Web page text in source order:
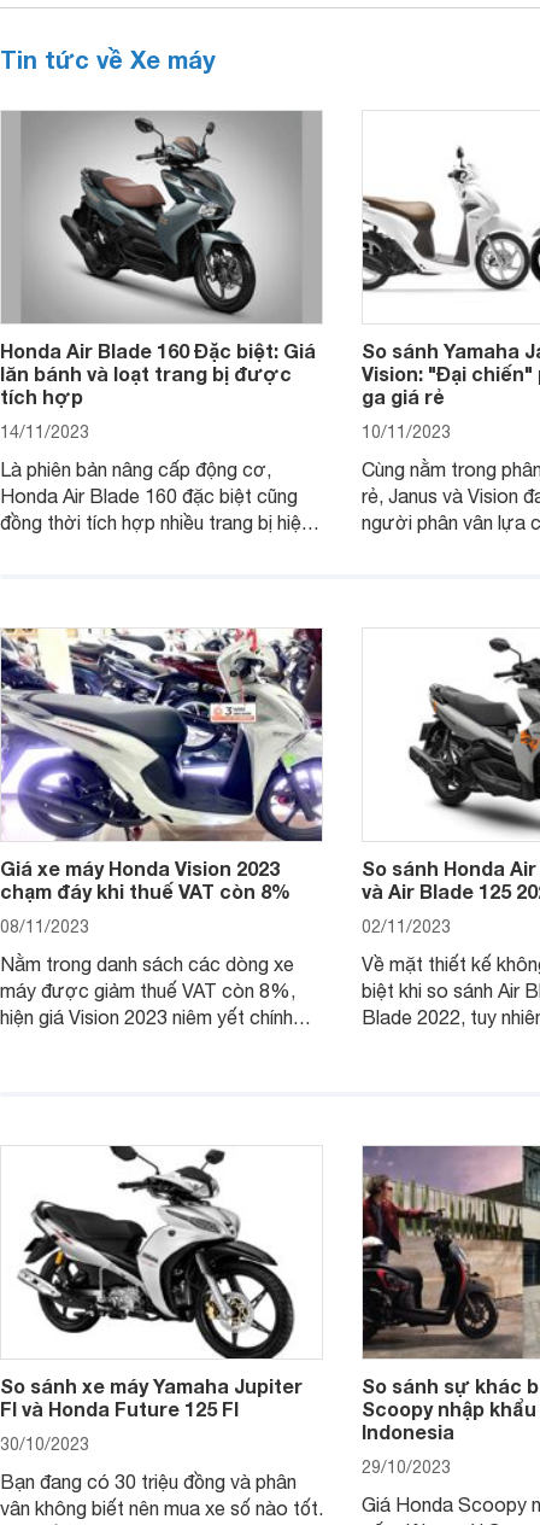
Tin tức về Xe máy
Honda Air Blade 160 Đặc biệt: Giá
lăn bánh và loạt trang bị được
tích hợp
14/11/2023
Là phiên bản nâng cấp động cơ,
Honda Air Blade 160 đặc biệt cũng
đồng thời tích hợp nhiều trang bị hiện
So sánh Yamaha
Vision: "Đại chiến"
ga giá rẻ
10/11/2023
Cùng nằm trong
rẻ, Janus và Vision
người phân vân lựa
Giá xe máy Honda Vision 2023
chạm đáy khi thuế VAT còn 8%
08/11/2023
Nằm trong danh sách các dòng xe
máy được giảm thuế VAT còn 8%,
hiện giá Vision 2023 niêm yết chính
So sánh Honda
và Air Blade 125
02/11/2023
Về mặt thiết kế
biệt khi so sánh Air
Blade 2022, tuy
So sánh xe máy Yamaha Jupiter
FI và Honda Future 125 FI
30/10/2023
Bạn đang có 30 triệu đồng và phân
vân không biết nên mua xe số nào tốt.
So sánh sự khác
Scoopy nhập
Indonesia
29/10/2023
Giá Honda Scoopy